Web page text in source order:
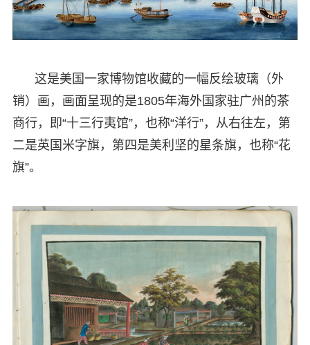
这是美国一家博物馆收藏的一幅反绘玻璃（外
销）画，画面呈现的是1805年海外国家驻广州的茶
商行，即“十三行夷馆”，也称“洋行”，从右往左，第
二是英国米字旗，第四是美利坚的星条旗，也称“花
旗”。